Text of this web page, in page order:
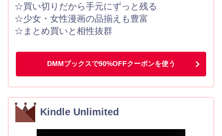
☆買い切りだから手元にずっと残る
☆少女・女性漫画の品揃えも豊富
☆まとめ買いと相性抜群
DMMブックスで90%OFFクーポンを使う
Kindle Unlimited